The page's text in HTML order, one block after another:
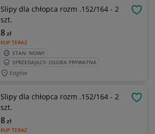
Slipy dla chłopca rozm .152/164 - 2
szt.
KUP TERAZ
8zł
STAN: NOWY
SPRZEDAJĄCY: OSOBA PRYWATNA
Łagów
Slipy dla chłopca rozm .152/164 - 2
szt.
KUP TERAZ
8zł